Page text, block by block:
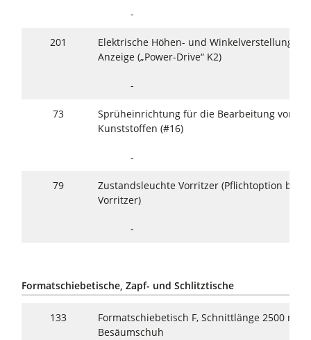
-
201
Elektrische Höhen- und Winkelverstellung
Anzeige („Power-Drive“ K2)
-
73
Sprüheinrichtung für die Bearbeitung von
Kunststoffen (#16)
-
79
Zustandsleuchte Vorritzer (Pflichtoption bei
Vorritzer)
-
Formatschiebetische, Zapf- und Schlitztische
133
Formatschiebetisch F, Schnittlänge 2500
Besäumschuh